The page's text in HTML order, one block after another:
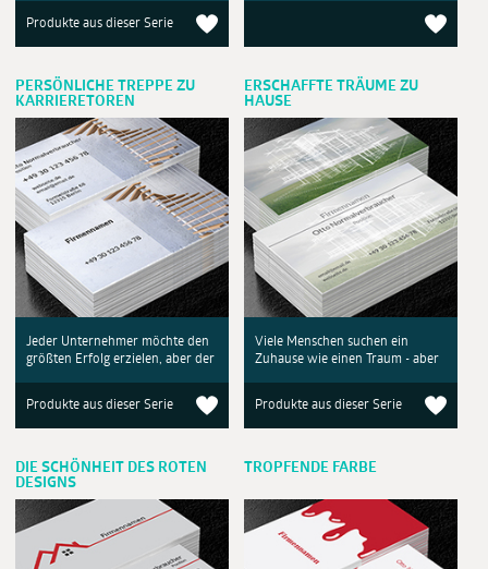
Produkte aus dieser Serie
PERSÖNLICHE TREPPE ZU
KARRIERETOREN
Jeder Unternehmer möchte den
größten Erfolg erzielen, aber der
Produkte aus dieser Serie
ERSCHAFFTE TRÄUME ZU
HAUSE
Viele Menschen suchen ein
Zuhause wie einen Traum - aber
Produkte aus dieser Serie
DIE SCHÖNHEIT DES ROTEN
DESIGNS
TROPFENDE FARBE